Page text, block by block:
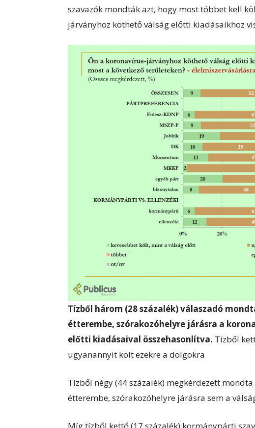
szavazók mondták azt, hogy most többet kell
járványhoz köthető válság előtti kiadásaikhoz
Tízből három (28 százalék) válaszadó
étterembe, szórakozóhelyre járásra a
előtti kiadásaival összehasonlítva. Tízből
ugyanannyit költ ezekre a dolgokra
Tízből négy (44 százalék) megkérdezett
étterembe, szórakozóhelyre járásra sem a
Míg tízből kettő (17 százalék) kormánypárti